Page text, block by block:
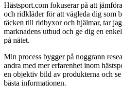
Hästsport.com fokuserar på att
och ridkläder för att vägleda dig som
täcken till ridbyxor och hjälmar, tar
marknadens utbud och ge dig en
på nätet.
Min process bygger på noggrann
andra med mer erfarenhet inom
en objektiv bild av produkterna och
bästa informationen.